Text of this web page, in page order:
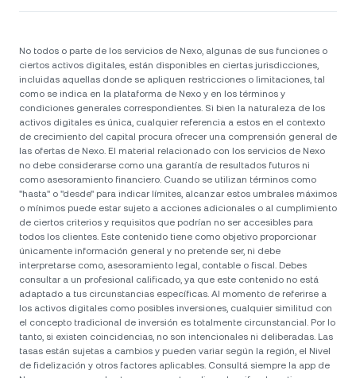
No todos o parte de los servicios de Nexo, algunas de sus funciones o
ciertos activos digitales, están disponibles en ciertas jurisdicciones,
incluidas aquellas donde se apliquen restricciones o limitaciones, tal
como se indica en la plataforma de Nexo y en los términos y
condiciones generales correspondientes. Si bien la naturaleza de los
activos digitales es única, cualquier referencia a estos en el contexto
de crecimiento del capital procura ofrecer una comprensión general de
las ofertas de Nexo. El material relacionado con los servicios de Nexo
no debe considerarse como una garantía de resultados futuros ni
como asesoramiento financiero. Cuando se utilizan términos como
"hasta" o "desde" para indicar límites, alcanzar estos umbrales máximos
o mínimos puede estar sujeto a acciones adicionales o al cumplimiento
de ciertos criterios y requisitos que podrían no ser accesibles para
todos los clientes. Este contenido tiene como objetivo proporcionar
únicamente información general y no pretende ser, ni debe
interpretarse como, asesoramiento legal, contable o fiscal. Debes
consultar a un profesional calificado, ya que este contenido no está
adaptado a tus circunstancias específicas. Al momento de referirse a
los activos digitales como posibles inversiones, cualquier similitud con
el concepto tradicional de inversión es totalmente circunstancial. Por lo
tanto, si existen coincidencias, no son intencionales ni deliberadas. Las
tasas están sujetas a cambios y pueden variar según la región, el Nivel
de fidelización y otros factores aplicables. Consultá siempre la app de